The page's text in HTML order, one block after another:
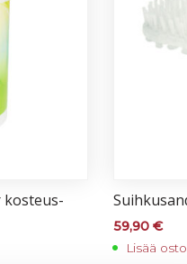
kos­teus­
59,90€
Lisää